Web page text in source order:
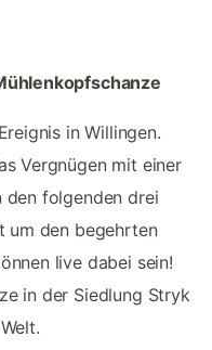
in Willingen.
Vergnügen mit einer
den folgenden drei
um den begehrten
live dabei sein!
in der Siedlung Stryk